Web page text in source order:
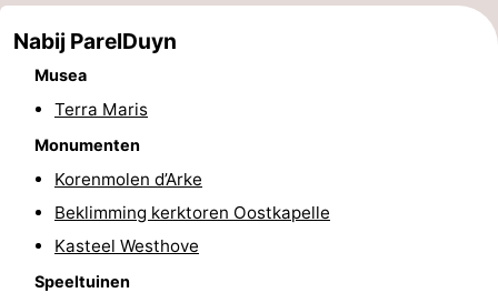
Musea
Monumenten
Uitkijkpunten
Attracties
Speeltuinen
Nabij ParelDuyn
Musea
Terra Maris
Monumenten
Korenmolen d’Arke
Beklimming kerktoren Oostkapelle
Kasteel Westhove
Speeltuinen